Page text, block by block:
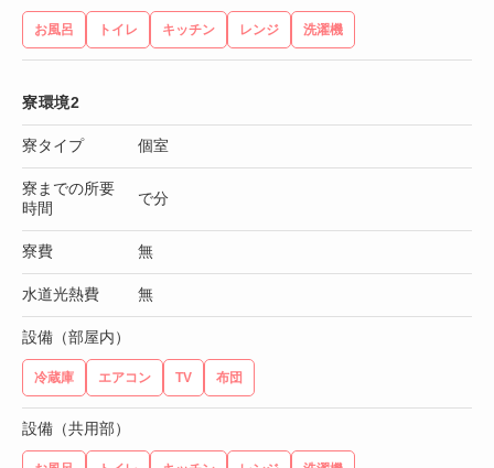
お風呂 トイレ キッチン レンジ 洗濯機
寮環境2
寮タイプ 個室
寮までの所要
時間
で分
寮費 無
水道光熱費 無
設備（部屋内）
冷蔵庫 エアコン TV 布団
設備（共用部）